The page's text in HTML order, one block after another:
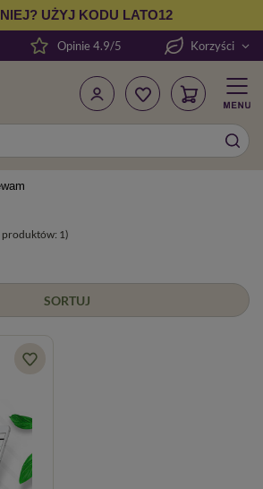
UŻYJ KODU LATO12
Opinie 4.9/5 Korzyści
produktów: 1)
SORTUJ